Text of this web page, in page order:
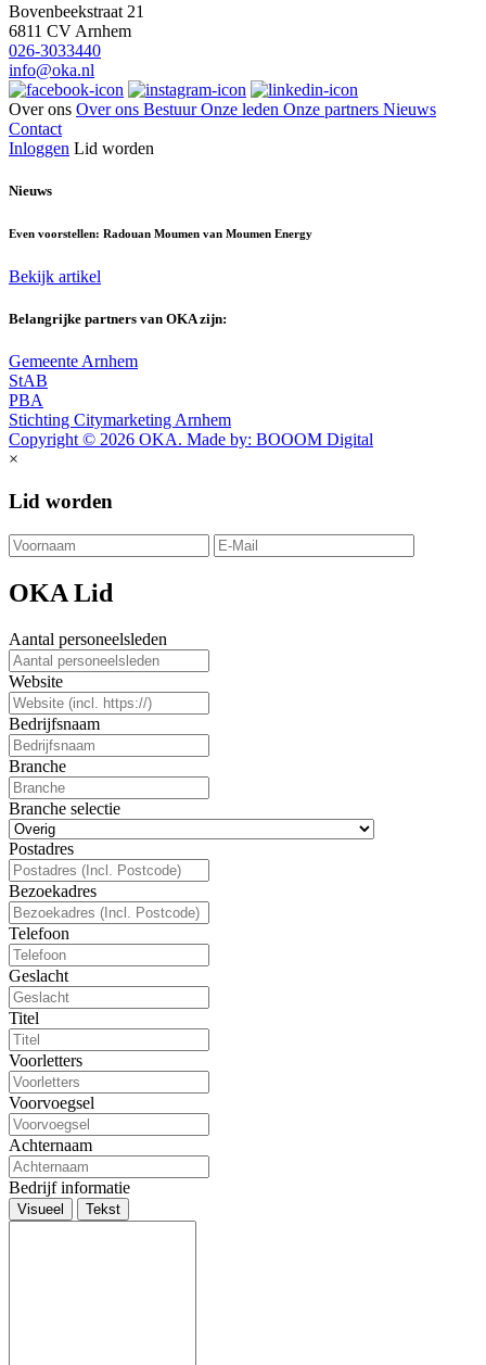
Bovenbeekstraat 21
6811 CV Arnhem
026-3033440
info@oka.nl
Over ons Over ons BestuurOnze leden Onze partners Nieuws
Contact
Inloggen Lid worden
Nieuws
Even voorstellen: Radouan Moumen van Moumen Energy
Bekijk artikel
Belangrijke partners van OKA zijn:
Gemeente Arnhem
StAB
PBA
Stichting Citymarketing Arnhem
Copyright © 2026 OKA. Made by: BOOOM Digital
×
Lid worden
OKA Lid
Aantal personeelsleden
Website
Bedrijfsnaam
Branche
Branche selectie
Postadres
Bezoekadres
Telefoon
Geslacht
Titel
Voorletters
Voorvoegsel
Achternaam
Bedrijf informatie
Visueel Tekst